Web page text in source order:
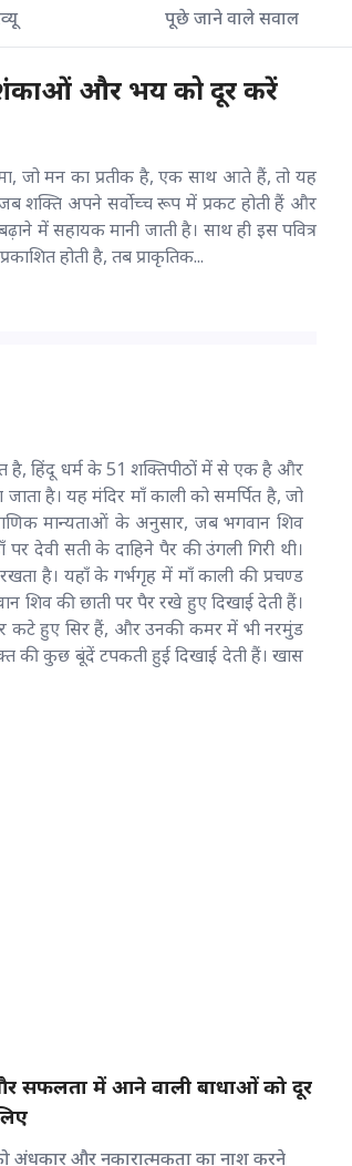
पूछे जाने वाले सवाल
आशंकाओं और भय को दूर करें
जो मन का प्रतीक है, एक साथ आते हैं, तो यह
शक्ति अपने सर्वोच्च रूप में प्रकट होती हैं और
में सहायक मानी जाती है। साथ ही इस पवित्र
होती है, तब प्राकृतिक...
है, हिंदू धर्म के 51 शक्तिपीठों में से एक है और
है। यह मंदिर माँ काली को समर्पित है, जो
मान्यताओं के अनुसार, जब भगवान शिव
देवी सती के दाहिने पैर की उंगली गिरी थी।
है। यहाँ के गर्भगृह में माँ काली की प्रचण्ड
शिव की छाती पर पैर रखे हुए दिखाई देती हैं।
कटे हुए सिर हैं, और उनकी कमर में भी नरमुंड
की कुछ बूंदें टपकती हुई दिखाई देती हैं। खास
सफलता में आने वाली बाधाओं को दूर
अंधकार और नकारात्मकता का नाश करने